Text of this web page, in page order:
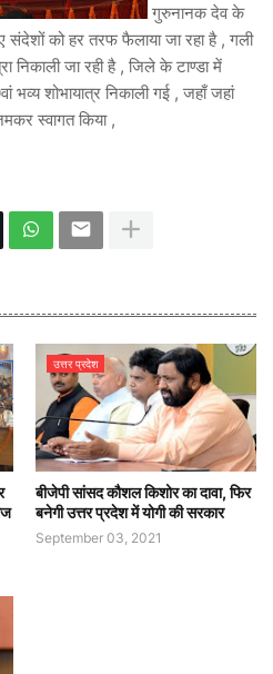
गुरुनानक देव के
संदेशों को हर तरफ फैलाया जा रहा है , गली
निकाली जा रही है , जिले के टाण्डा में
शोभायात्र निकाली गई , जहाँ जहां
स्वागत किया ,
उत्तर प्रदेश
बीजेपी सांसद कौशल किशोर का दावा, फिर
बनेगी उत्तर प्रदेश में योगी की सरकार
September 03, 2021